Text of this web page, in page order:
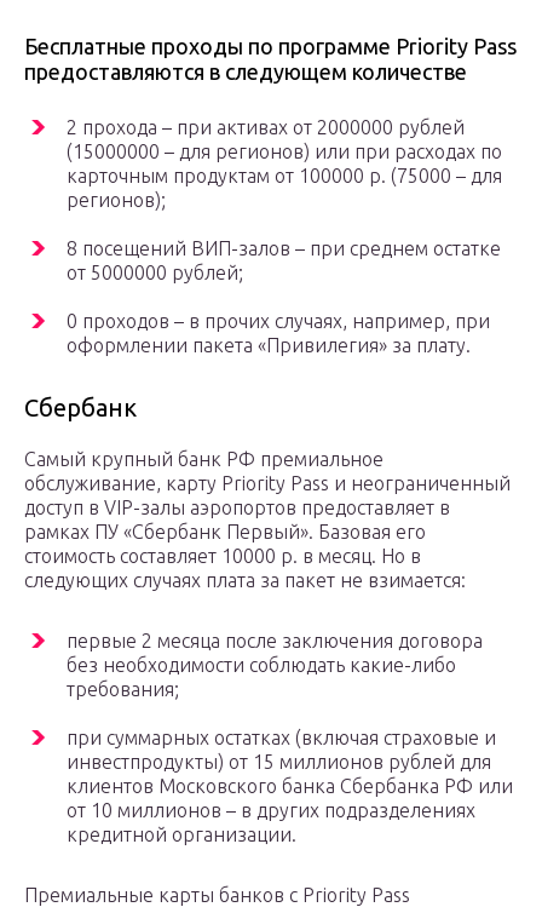
Бесплатные проходы по программе Priority Pass
предоставляются в следующем количестве
2 прохода – при активах от 2000000 рублей
(15000000 – для регионов) или при расходах по
карточным продуктам от 100000 р. (75000 – для
регионов);
8 посещений ВИП-залов – при среднем остатке
от 5000000 рублей;
0 проходов – в прочих случаях, например, при
оформлении пакета «Привилегия» за плату.
Сбербанк
Самый крупный банк РФ премиальное
обслуживание, карту Priority Pass и неограниченный
доступ в VIP-залы аэропортов предоставляет в
рамках ПУ «Сбербанк Первый». Базовая его
стоимость составляет 10000 р. в месяц. Но в
следующих случаях плата за пакет не взимается:
первые 2 месяца после заключения договора
без необходимости соблюдать какие-либо
требования;
при суммарных остатках (включая страховые и
инвестпродукты) от 15 миллионов рублей для
клиентов Московского банка Сбербанка РФ или
от 10 миллионов – в других подразделениях
кредитной организации.
Премиальные карты банков с Priority Pass